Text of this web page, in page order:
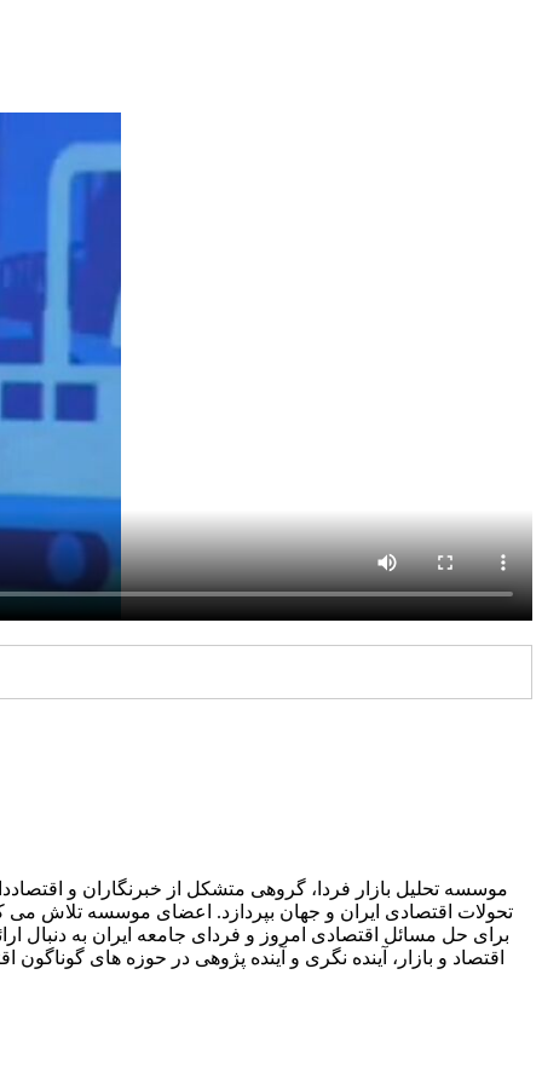
موسسه تحلیل بازار فردا، گروهی متشکل از خبرنگاران و
تحولات اقتصادی ایران و جهان بپردازد. اعضای موسسه تلاش می
برای حل مسائل اقتصادی امروز و فردای جامعه ایران به دنبال
اقتصاد و بازار، آینده نگری و آینده پژوهی در حوزه های